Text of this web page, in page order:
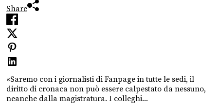
Share
«Saremo con i giornalisti di Fanpage in tutte le sedi, il
diritto di cronaca non può essere calpestato da nessuno,
neanche dalla magistratura. I colleghi...